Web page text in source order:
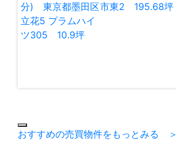
分) 東京都墨田区
立花5 プラムハイ
ツ305 10.9坪
市東2 195.68坪
おすすめの売買物件をもっとみる ＞